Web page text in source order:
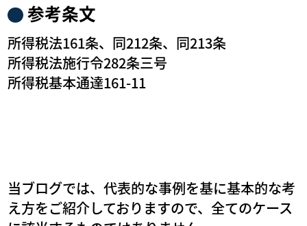
参考条文
所得税法161条、同212条、同213条
所得税法施行令282条三号
所得税基本通達161-11
当ブログでは、代表的な事例を基に基本的な考
え方をご紹介しておりますので、全てのケース